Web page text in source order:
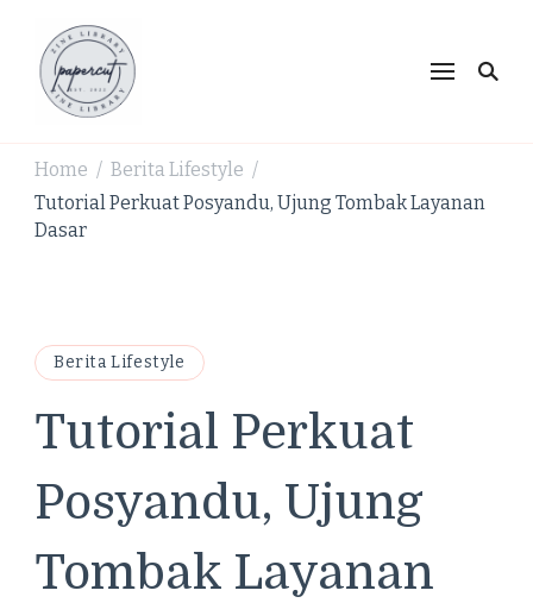
PaperCut Zine Library |
Produktivitas & Inspirasi
Kreatif
Ikuti cerita gaya hidup, kebiasaan positif, serta
Home / Berita Lifestyle /
Tutorial Perkuat Posyandu, Ujung Tombak Layanan
Dasar
Berita Lifestyle
Tutorial Perkuat
Posyandu, Ujung
Tombak Layanan